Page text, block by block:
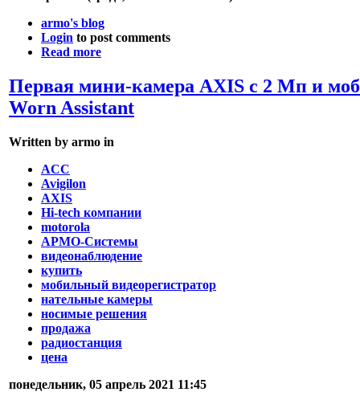
armo's blog
Login to post comments
Read more
Первая мини-камера AXIS с 2 Мп и
Worn Assistant
Written by armo in
ACC
Avigilon
AXIS
Hi-tech компании
motorola
АРМО-Системы
видеонаблюдение
купить
мобильный видеорегистратор
нательные камеры
носимые решения
продажа
радиостанция
цена
понедельник, 05 апрель 2021 11:45